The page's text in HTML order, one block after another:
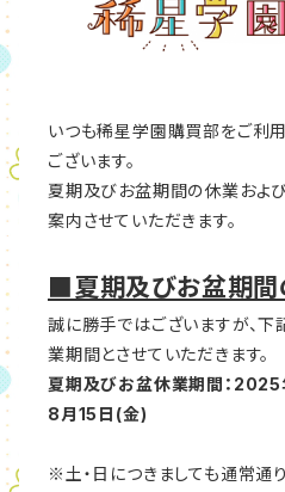
いつも稀星学園購買部をご利
ございます。
夏期及びお盆期間の休業およ
案内させていただきます。
■夏期及びお盆期間
誠に勝手ではございますが、
業期間とさせていただきます。
夏期及びお盆休業期間：
8月15日(金)
※土・日につきましても通常通